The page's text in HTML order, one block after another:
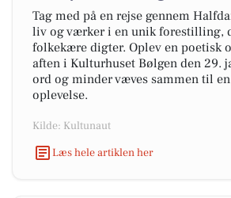
Tag med på en rejse gennem
liv og værker i en unik forestilling,
folkekære digter. Oplev en poetisk
aften i Kulturhuset Bølgen den 29.
ord og minder væves sammen til
oplevelse.
Kilde: Kultunaut
Læs hele artiklen her